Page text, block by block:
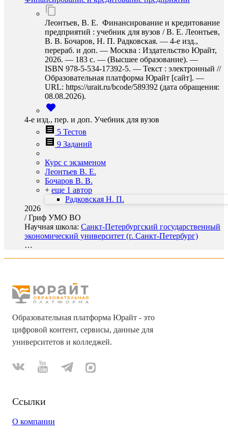
Леонтьев, В. Е. Финансирование и кредитование
предприятий : учебник для вузов / В. Е. Леонтьев,
В. В. Бочаров, Н. П. Радковская. — 4-е изд.,
перераб. и доп. — Москва : Издательство Юрайт,
2026. — 183 с. — (Высшее образование). —
ISBN 978-5-534-17392-5. — Текст : электронный //
Образовательная платформа Юрайт [сайт]. —
URL: https://urait.ru/bcode/589392 (дата обращения:
08.08.2026).
4-е изд., пер. и доп. Учебник для вузов
5 Тестов
9 Заданий
Курс с экзаменом
Леонтьев В. Е.
Бочаров В. В.
+ еще 1 автор
Радковская Н. П.
2026
/Гриф УМО ВО
Научная школа: Санкт-Петербургский государственный
экономический университет (г. Санкт-Петербург)
…
Образовательная платформа Юрайт - это
цифровой контент, сервисы, данные для
университетов и колледжей.
Ссылки
О компании